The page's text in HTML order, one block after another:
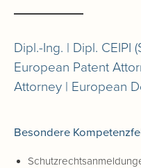
Dipl.-Ing. | Dipl. CEIPI
European Patent
Attorney | European
Besondere